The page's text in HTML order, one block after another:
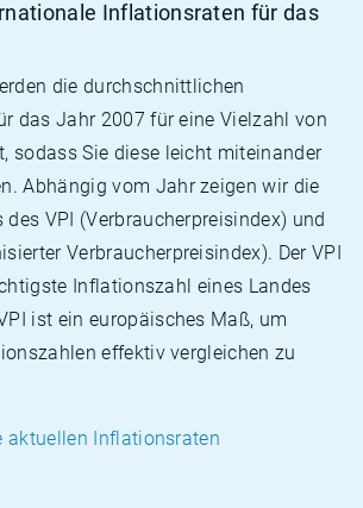
Inflationsraten für das
die durchschnittlichen
das Jahr 2007 für eine Vielzahl von
sodass Sie diese leicht miteinander
Abhängig vom Jahr zeigen wir die
VPI (Verbraucherpreisindex) und
Verbraucherpreisindex). Der VPI
Inflationszahl eines Landes
ist ein europäisches Maß, um
effektiv vergleichen zu
aktuellen Inflationsraten